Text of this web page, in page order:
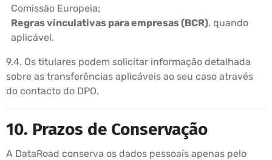
Comissão Europeia;
Regras vinculativas para empresas (BCR), quando
aplicável.
9.4. Os titulares podem solicitar informação detalhada
sobre as transferências aplicáveis ao seu caso através
do contacto do DPO.
10. Prazos de Conservação
A DataRoad conserva os dados pessoais apenas pelo